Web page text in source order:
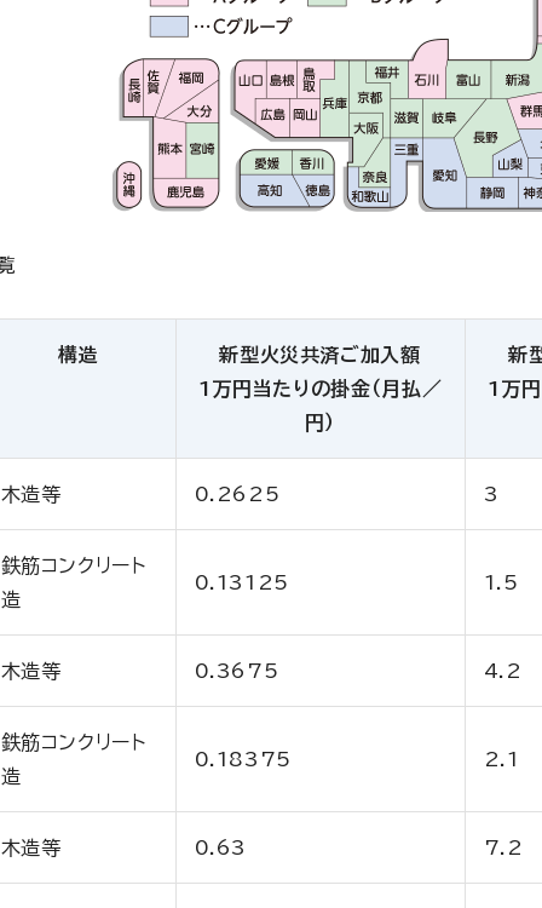
構造
新型火災共済ご加入額
1万円当たりの掛金（月払／
円）
新
1万円
木造等 0.2625 3
鉄筋コンクリート
造
0.13125 1.5
木造等 0.3675 4.2
鉄筋コンクリート
造
0.18375 2.1
木造等 0.63 7.2